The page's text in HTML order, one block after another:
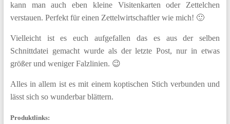
kann man auch eben kleine Visitenkarten oder Zettelchen
verstauen. Perfekt für einen Zettelwirtschaftler wie mich! 🙂
Vielleicht ist es euch aufgefallen das es aus der selben
Schnittdatei gemacht wurde als der letzte Post, nur in etwas
größer und weniger Falzlinien. 😉
Alles in allem ist es mit einem koptischen Stich verbunden und
lässt sich so wunderbar blättern.
Produktlinks: